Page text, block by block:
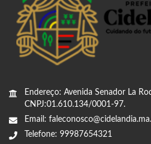
Endereço: Avenida Senador La
CNPJ:01.610.134/0001-97.
Email:
Telefone: 99987654321